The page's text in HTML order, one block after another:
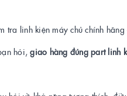
tra linh kiện máy chủ chính
hỏi,giao hàng đúng part linh